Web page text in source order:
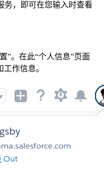
务，即可在您输入时查看
”。在此“个人信息”页面
作信息。